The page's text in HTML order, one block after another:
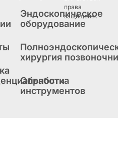
Эндоскопическое
оборудование
хирургия
Обработка
инструментов
права
защищены.